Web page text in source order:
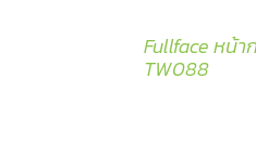
Fullface หน้า
TW088